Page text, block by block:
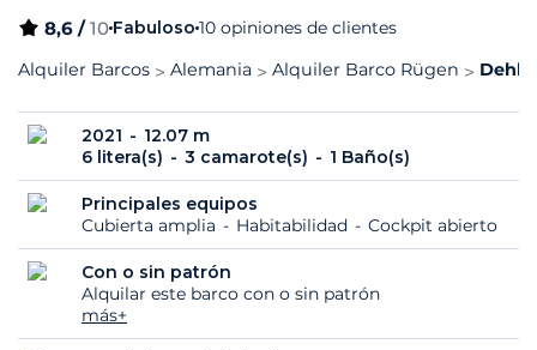
8,6 /10 Fabuloso 10 opiniones de clientes
Alquiler Barcos
Alemania Alquiler Barco Rügen
2021
12.07 m
6 litera(s)
3 camarote(s) 1 Baño(s)
Principales equipos
Cubierta amplia
Habitabilidad Cockpit abierto
Con o sin patrón
Alquilar este barco con o sin patrón
más+